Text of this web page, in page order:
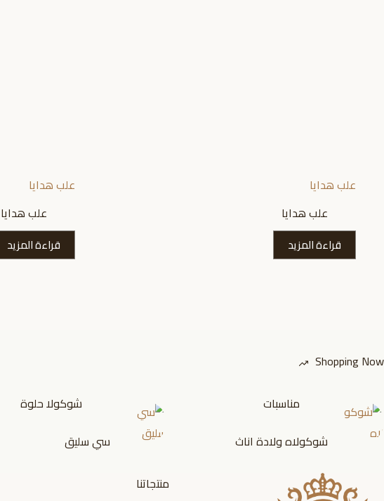
علب هدايا
علب هدايا
قراءة المزيد
علب هدايا
علب هدايا
قراءة المزيد
Shopping Now
مناسبات
شوكولاه ولادة اناث
شوكولا حلوة
سي سليق
منتجاتنا